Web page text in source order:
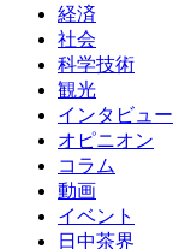
経済
社会
科学技術
観光
インタビュー
オピニオン
コラム
動画
イベント
日中茶界